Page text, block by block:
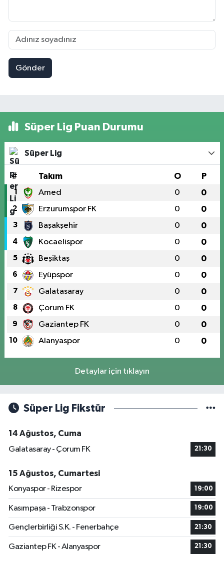
Gönder
Süper Lig Puan Durumu
Süper Lig
# Takım O P
1 Amed 0 0
2 Erzurumspor FK 0 0
3 Başakşehir 0 0
4 Kocaelispor 0 0
5 Beşiktaş 0 0
6 Eyüpspor 0 0
7 Galatasaray 0 0
8 Çorum FK 0 0
9 Gaziantep FK 0 0
10 Alanyaspor 0 0
Detaylar için tıklayın
Süper Lig Fikstür
14 Ağustos, Cuma
Galatasaray - Çorum FK
21:30
15 Ağustos, Cumartesi
Konyaspor - Rizespor
19:00
Kasımpaşa - Trabzonspor 19:00
Gençlerbirliği S.K. - Fenerbahçe 21:30
Gaziantep FK - Alanyaspor 21:30